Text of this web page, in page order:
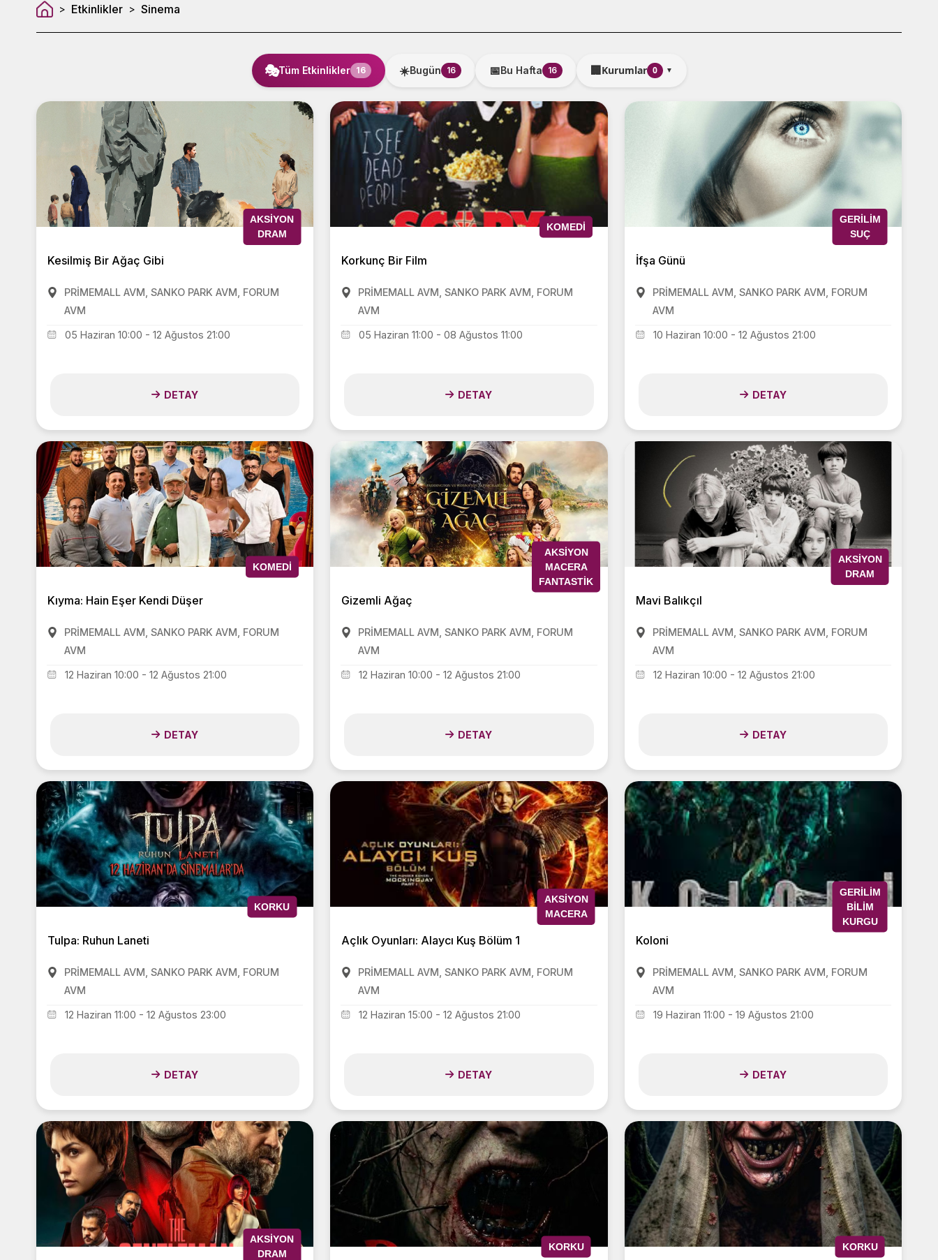
> Etkinlikler > Sinema
🎭Tüm Etkinlikler 16 ☀️Bugün 16 📅Bu Hafta 16 🏢Kurumlar 0 ▼
AKSIYON
DRAM
Kesilmiş Bir Ağaç Gibi
PRİMEMALL AVM, SANKO PARK AVM, FORUM
AVM
05 Haziran 10:00 - 12 Ağustos 21:00
DETAY
KOMEDI
Korkunç Bir Film
PRİMEMALL AVM, SANKO PARK AVM, FORUM
AVM
05 Haziran 11:00 - 08 Ağustos 11:00
DETAY
GERILIM
SUÇ
İfşa Günü
PRİMEMALL AVM, SANKO PARK AVM, FORUM
AVM
10 Haziran 10:00 - 12 Ağustos 21:00
DETAY
KOMEDI
Kıyma: Hain Eşer Kendi Düşer
PRİMEMALL AVM, SANKO PARK AVM, FORUM
AVM
12 Haziran 10:00 - 12 Ağustos 21:00
DETAY
AKSIYON
MACERA
FANTASTIK
Gizemli Ağaç
PRİMEMALL AVM, SANKO PARK AVM, FORUM
AVM
12 Haziran 10:00 - 12 Ağustos 21:00
DETAY
AKSIYON
DRAM
Mavi Balıkçıl
PRİMEMALL AVM, SANKO PARK AVM, FORUM
AVM
12 Haziran 10:00 - 12 Ağustos 21:00
DETAY
KORKU
Tulpa: Ruhun Laneti
PRİMEMALL AVM, SANKO PARK AVM, FORUM
AVM
12 Haziran 11:00 - 12 Ağustos 23:00
DETAY
AKSIYON
MACERA
Açlık Oyunları: Alaycı Kuş Bölüm 1
PRİMEMALL AVM, SANKO PARK AVM, FORUM
AVM
12 Haziran 15:00 - 12 Ağustos 21:00
DETAY
GERILIM
BILIM
KURGU
Koloni
PRİMEMALL AVM, SANKO PARK AVM, FORUM
AVM
19 Haziran 11:00 - 19 Ağustos 21:00
DETAY
AKSIYON
DRAM
KORKU KORKU